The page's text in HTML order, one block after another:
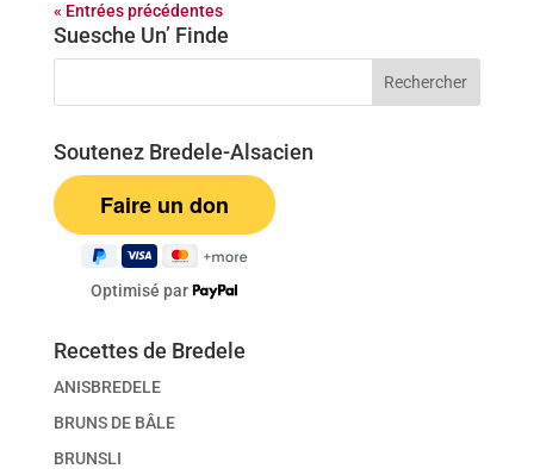
« Entrées précédentes
Suesche Un’ Finde
Soutenez Bredele-Alsacien
Optimisé par
Recettes de Bredele
ANISBREDELE
BRUNS DE BÂLE
BRUNSLI